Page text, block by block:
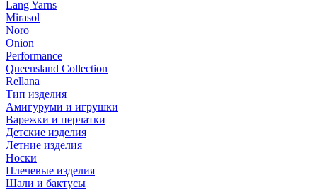
Lang Yarns
Mirasol
Noro
Onion
Performance
Queensland Collection
Rellana
Тип изделия
Амигуруми и игрушки
Варежки и перчатки
Детские изделия
Летние изделия
Носки
Плечевые изделия
Шали и бактусы